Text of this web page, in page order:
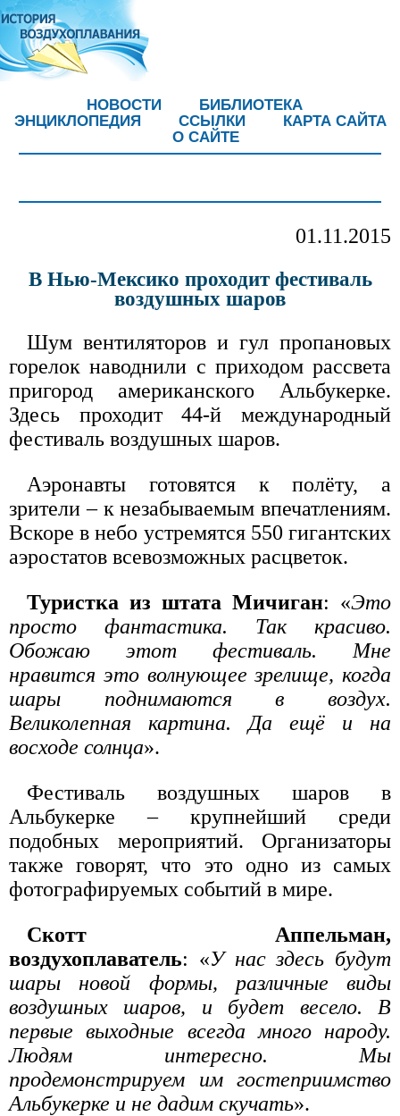
НОВОСТИ
БИБЛИОТЕКА
ЭНЦИКЛОПЕДИЯ
ССЫЛКИ
КАРТА САЙТА
О САЙТЕ
01.11.2015
В Нью-Мексико проходит фестиваль
воздушных шаров
Шум вентиляторов и гул пропановых
горелок наводнили с приходом рассвета
пригород американского Альбукерке.
Здесь проходит 44-й международный
фестиваль воздушных шаров.
Аэронавты готовятся к полёту, а
зрители – к незабываемым впечатлениям.
Вскоре в небо устремятся 550 гигантских
аэростатов всевозможных расцветок.
Туристка из штата Мичиган: «Это
просто фантастика. Так красиво.
Обожаю этот фестиваль. Мне
нравится это волнующее зрелище, когда
шары поднимаются в воздух.
Великолепная картина. Да ещё и на
восходе солнца».
Фестиваль воздушных шаров в
Альбукерке – крупнейший среди
подобных мероприятий. Организаторы
также говорят, что это одно из самых
фотографируемых событий в мире.
Скотт Аппельман,
воздухоплаватель: «У нас здесь будут
шары новой формы, различные виды
воздушных шаров, и будет весело. В
первые выходные всегда много народу.
Людям интересно. Мы
продемонстрируем им гостеприимство
Альбукерке и не дадим скучать».